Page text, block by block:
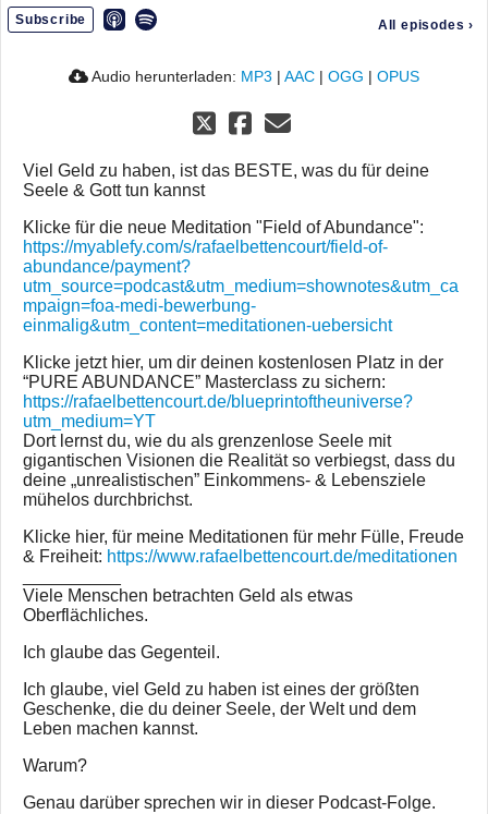
Subscribe All episodes ›
Audio herunterladen: MP3 | AAC | OGG | OPUS
Viel Geld zu haben, ist das BESTE, was du für deine
Seele & Gott tun kannst
Klicke für die neue Meditation "Field of Abundance":
https://myablefy.com/s/rafaelbettencourt/field-of-
abundance/payment?
utm_source=podcast&utm_medium=shownotes&utm_ca
mpaign=foa-medi-bewerbung-
einmalig&utm_content=meditationen-uebersicht
Klicke jetzt hier, um dir deinen kostenlosen Platz in der
“PURE ABUNDANCE” Masterclass zu sichern:
https://rafaelbettencourt.de/blueprintoftheuniverse?
utm_medium=YT
Dort lernst du, wie du als grenzenlose Seele mit
gigantischen Visionen die Realität so verbiegst, dass du
deine „unrealistischen” Einkommens- & Lebensziele
mühelos durchbrichst.
Klicke hier, für meine Meditationen für mehr Fülle, Freude
& Freiheit: https://www.rafaelbettencourt.de/meditationen
Viele Menschen betrachten Geld als etwas
Oberflächliches.
Ich glaube das Gegenteil.
Ich glaube, viel Geld zu haben ist eines der größten
Geschenke, die du deiner Seele, der Welt und dem
Leben machen kannst.
Warum?
Genau darüber sprechen wir in dieser Podcast-Folge.